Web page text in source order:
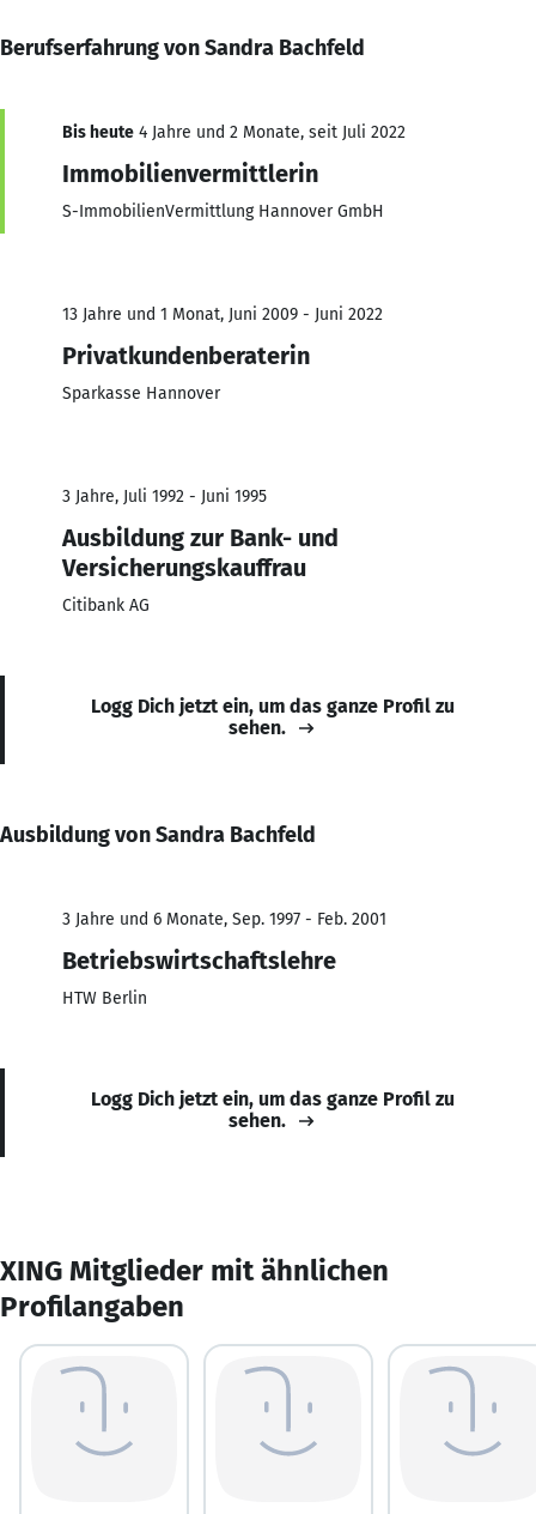
Berufserfahrung von Sandra Bachfeld
Bis heute 4 Jahre und 2 Monate, seit Juli 2022
Immobilienvermittlerin
S-ImmobilienVermittlung Hannover GmbH
13 Jahre und 1 Monat, Juni 2009 - Juni 2022
Privatkundenberaterin
Sparkasse Hannover
3 Jahre, Juli 1992 - Juni 1995
Ausbildung zur Bank- und
Versicherungskauffrau
Citibank AG
Logg Dich jetzt ein, um das ganze Profil zu
sehen.
Ausbildung von Sandra Bachfeld
3 Jahre und 6 Monate, Sep. 1997 - Feb. 2001
Betriebswirtschaftslehre
HTW Berlin
Logg Dich jetzt ein, um das ganze Profil zu
sehen.
XING Mitglieder mit ähnlichen
Profilangaben